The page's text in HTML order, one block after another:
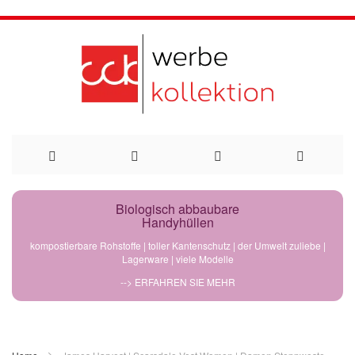
Direkt
Biologisch abbaubare
Handyhüllen
kompostierbare Rohstoffe | toller Kantenschutz | der Umwelt zuliebe |
Lagerware | viele Modelle
--> ERFAHREN SIE MEHR